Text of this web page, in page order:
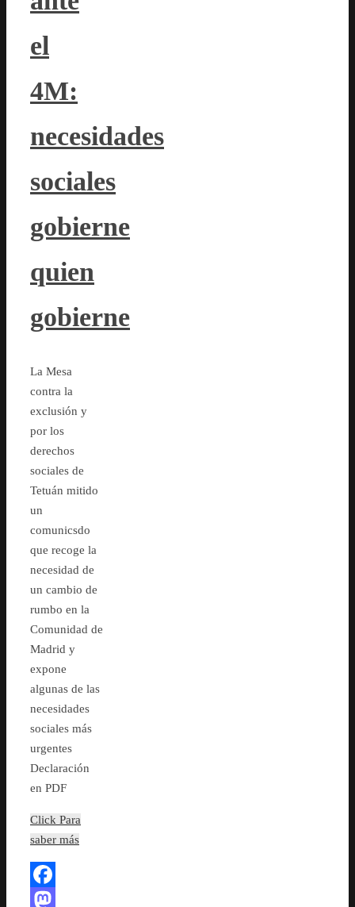
el
4M:
necesidades
sociales
gobierne
quien
gobierne
La Mesa
contra la
exclusión y
por los
derechos
sociales de
Tetuán mitido
un
comunicsdo
que recoge la
necesidad de
un cambio de
rumbo en la
Comunidad de
Madrid y
expone
algunas de las
necesidades
sociales más
urgentes
Declaración
en PDF
Click Para
saber más
Facebook